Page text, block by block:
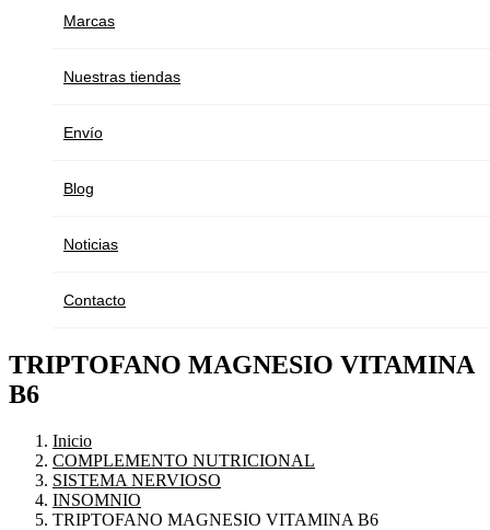
Marcas
Nuestras tiendas
Envío
Blog
Noticias
Contacto
TRIPTOFANO MAGNESIO VITAMINA
B6
Inicio
COMPLEMENTO NUTRICIONAL
SISTEMA NERVIOSO
INSOMNIO
TRIPTOFANO MAGNESIO VITAMINA B6